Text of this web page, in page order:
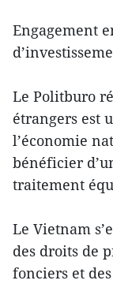
Engagement
Le Politburo
étrangers est
l’économie
bénéficier
traitement
Le Vietnam
des droits de
fonciers et